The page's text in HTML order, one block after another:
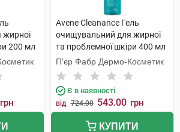
200 мл
грн
Avene Cleanance Гель
очищувальний для жирної
та проблемної шкіри 400 мл
1 флакон
П'єр Фабр Дермо-Косметик
Є в наявності
від 724.00 543.00 грн
КУПИТИ